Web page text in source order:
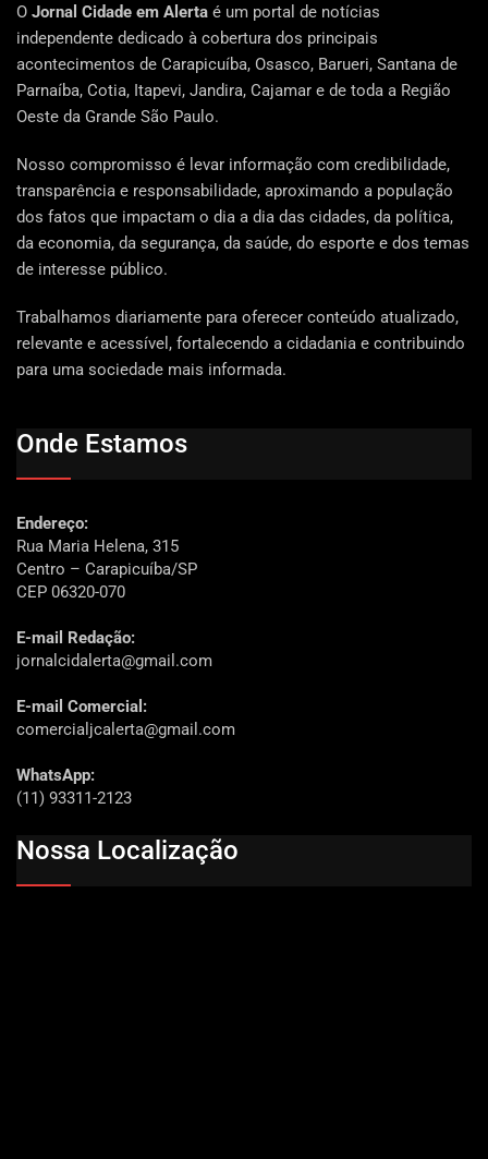
O Jornal Cidade em Alerta é um portal de notícias
independente dedicado à cobertura dos principais
acontecimentos de Carapicuíba, Osasco, Barueri, Santana de
Parnaíba, Cotia, Itapevi, Jandira, Cajamar e de toda a Região
Oeste da Grande São Paulo.
Nosso compromisso é levar informação com credibilidade,
transparência e responsabilidade, aproximando a população
dos fatos que impactam o dia a dia das cidades, da política,
da economia, da segurança, da saúde, do esporte e dos temas
de interesse público.
Trabalhamos diariamente para oferecer conteúdo atualizado,
relevante e acessível, fortalecendo a cidadania e contribuindo
para uma sociedade mais informada.
Onde Estamos
Endereço:
Rua Maria Helena, 315
Centro – Carapicuíba/SP
CEP 06320-070
E-mail Redação:
jornalcidalerta@gmail.com
E-mail Comercial:
comercialjcalerta@gmail.com
WhatsApp:
(11) 93311-2123
Nossa Localização